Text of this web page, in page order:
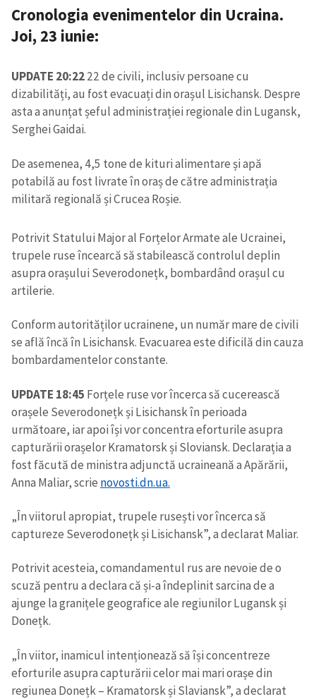
Cronologia evenimentelor din Ucraina.
Joi, 23 iunie:
UPDATE 20:2222 de civili, inclusiv persoane cu
dizabilități, au fost evacuați din orașul Lisichansk. Despre
asta a anunțat șeful administrației regionale din Lugansk,
Serghei Gaidai.
De asemenea, 4,5 tone de kituri alimentare și apă
potabilă au fost livrate în oraș de către administrația
militară regională și Crucea Roșie.
Potrivit Statului Major al Forțelor Armate ale Ucrainei,
trupele ruse încearcă să stabilească controlul deplin
asupra orașului Severodonețk, bombardând orașul cu
artilerie.
Conform autorităților ucrainene, un număr mare de civili
se află încă în Lisichansk. Evacuarea este dificilă din cauza
bombardamentelor constante.
UPDATE 18:45 Forțele ruse vor încerca să cucerească
orașele Severodonețk și Lisichansk în perioada
următoare, iar apoi își vor concentra eforturile asupra
capturării orașelor Kramatorsk și Sloviansk. Declarația a
fost făcută de ministra adjunctă ucraineană a Apărării,
Anna Maliar, scrie novosti.dn.ua.
„În viitorul apropiat, trupele rusești vor încerca să
captureze Severodonețk și Lisichansk”, a declarat Maliar.
Potrivit acesteia, comandamentul rus are nevoie de o
scuză pentru a declara că și-a îndeplinit sarcina de a
ajunge la granițele geografice ale regiunilor Lugansk și
Donețk.
„În viitor, inamicul intenționează să își concentreze
eforturile asupra capturării celor mai mari orașe din
regiunea Donețk – Kramatorsk și Slaviansk”, a declarat